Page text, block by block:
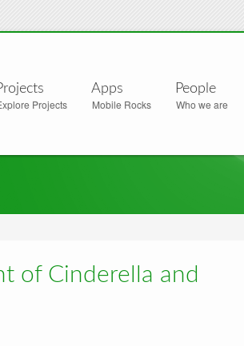
Projects
Apps
Mobile Rocks
People
Who we are
of Cinderella and